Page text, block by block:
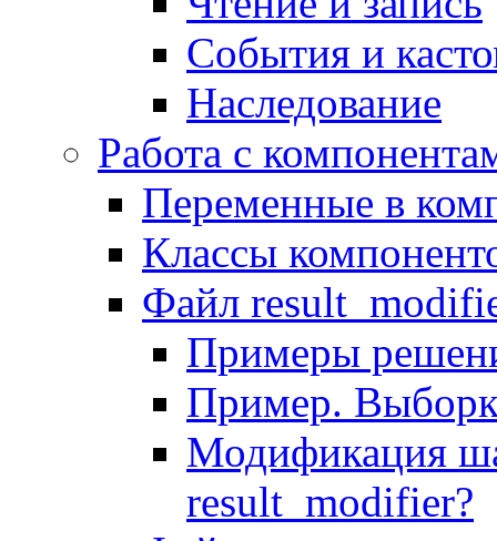
События и
Наследование
Работа с
Переменные в
Классы
Файл
Примеры
Пример.
Модификация
result_modifier?